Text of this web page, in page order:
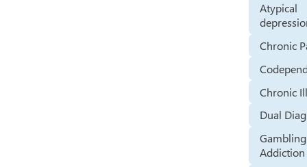
Atypical
Chronic
Chronic
Dual
Gambling
Addiction